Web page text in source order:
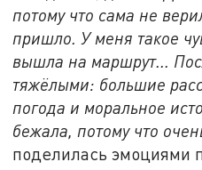
потому что сама не
пришло. У меня такое
вышла на маршрут...
тяжёлыми: большие
погода и моральное
бежала, потому что
поделилась эмоциями